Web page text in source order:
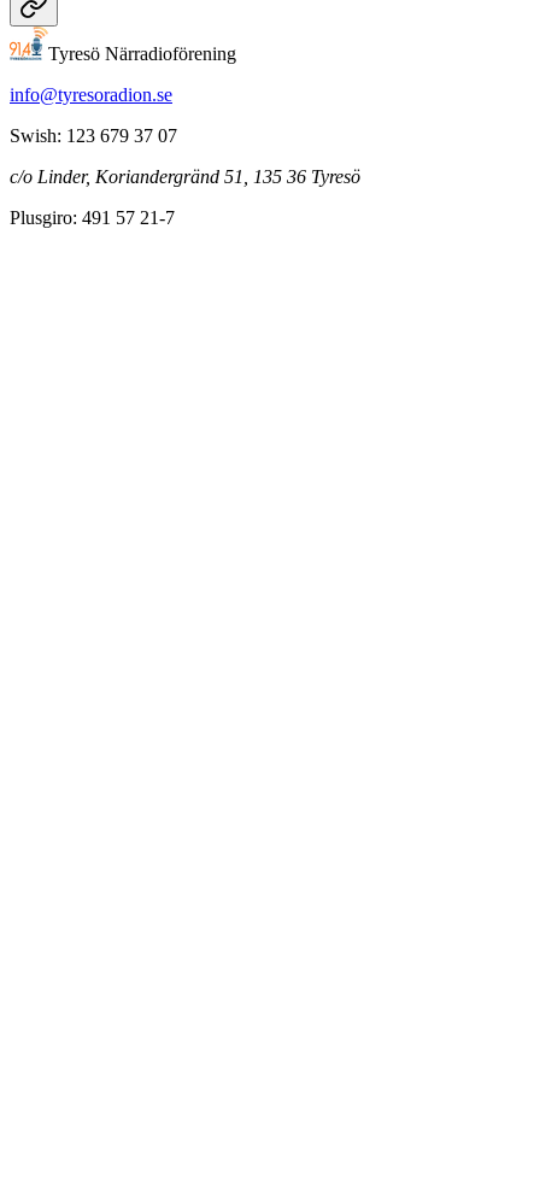
Tyresö Närradioförening
info@tyresoradion.se
Swish: 123 679 37 07
c/o Linder, Koriandergränd 51, 135 36 Tyresö
Plusgiro: 491 57 21-7